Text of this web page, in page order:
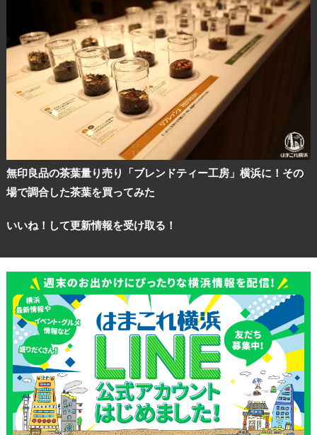
無印良品の茶葉量り売り「ブレンドティー工房」横浜に！その
場で調合した茶葉を買ってみた
いいね！して更新情報を受け取る！
観光ガイド
ランキング
ブログ記事
サイトについて